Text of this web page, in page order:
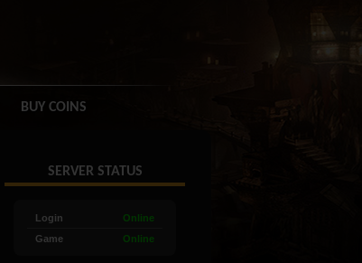
BUY COINS
SERVER STATUS
Login
Online
Game
Online